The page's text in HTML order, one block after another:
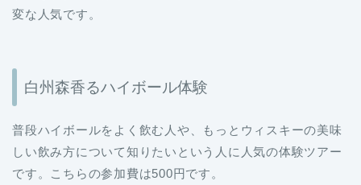
変な人気です。
白州森香るハイボール体験
普段ハイボールをよく飲む人や、もっとウィスキーの美味
しい飲み方について知りたいという人に人気の体験ツアー
です。こちらの参加費は500円です。